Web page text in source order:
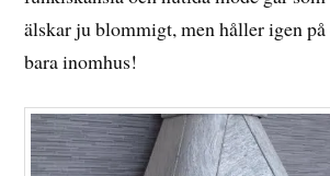
älskar ju blommigt, men håller igen på
bara inomhus!